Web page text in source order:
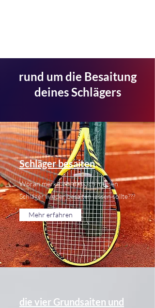
rund um die Besaitung
deines Schlägers
Schläger besaiten
Woran merke ich, dass ich meinen
Schläger wieder besaiten lassen sollte???
Mehr erfahren
die vier Grundsaiten und